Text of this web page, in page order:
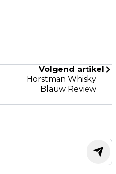
Volgend artikel
Horstman Whisky
Blauw Review